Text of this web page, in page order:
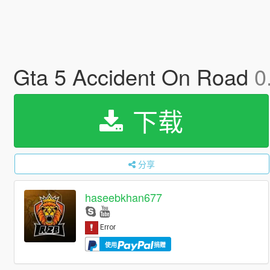
Gta 5 Accident On Road
下载
分享
haseebkhan677
使用 捐赠